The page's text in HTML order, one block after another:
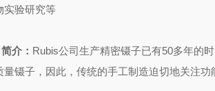
实验研究等
介： Rubis公司生产精密镊子已有50多年的
量镊子，因此，传统的手工制造迫切地关注